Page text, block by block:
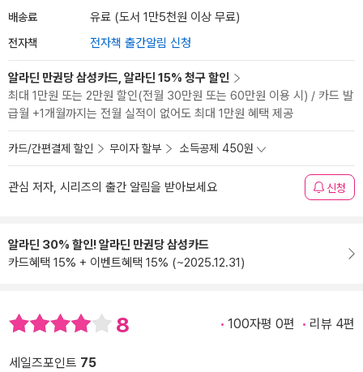
배송료 유료 (도서 1만5천원 이상 무료)
전자책 전자책 출간알림 신청
알라딘 만권당 삼성카드, 알라딘 15% 청구 할인
최대 1만원 또는 2만원 할인(전월 30만원 또는 60만원 이용 시) / 카드 발
급월 +1개월까지는 전월 실적이 없어도 최대 1만원 혜택 제공
카드/간편결제 할인 무이자 할부 소득공제 450원
관심 저자, 시리즈의 출간 알림을 받아보세요 신청
알라딘 30% 할인! 알라딘 만권당 삼성카드
카드혜택 15% + 이벤트혜택 15% (~2025.12.31)
8 100자평 0편 리뷰 4편
세일즈포인트 75